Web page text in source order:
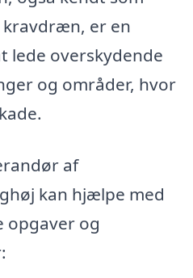
er en
lede overskydende
og områder, hvor
af
kan hjælpe med
opgaver og